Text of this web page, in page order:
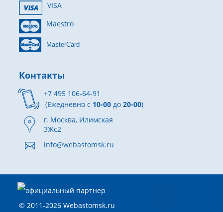
VISA
Maestro
MasterCard
Контакты
+7 495 106-64-91
(Ежедневно с 10-00 до 20-00)
г. Москва, Илимская
3Жс2
info@webastomsk.ru
© 2011-2026 Webastomsk.ru